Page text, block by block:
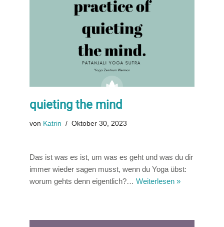
quieting the mind
von Katrin Oktober 30, 2023
Das ist was es ist, um was es geht und was du dir
immer wieder sagen musst, wenn du Yoga übst:
worum gehts denn eigentlich?… Weiterlesen »